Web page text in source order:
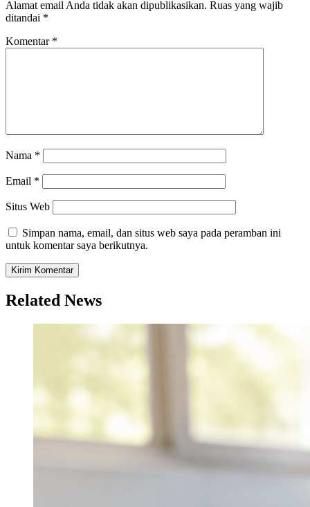
Alamat email Anda tidak akan dipublikasikan. Ruas yang wajib
ditandai *
Komentar *
Nama *
Email *
Situs Web
Simpan nama, email, dan situs web saya pada peramban ini
untuk komentar saya berikutnya.
Related News